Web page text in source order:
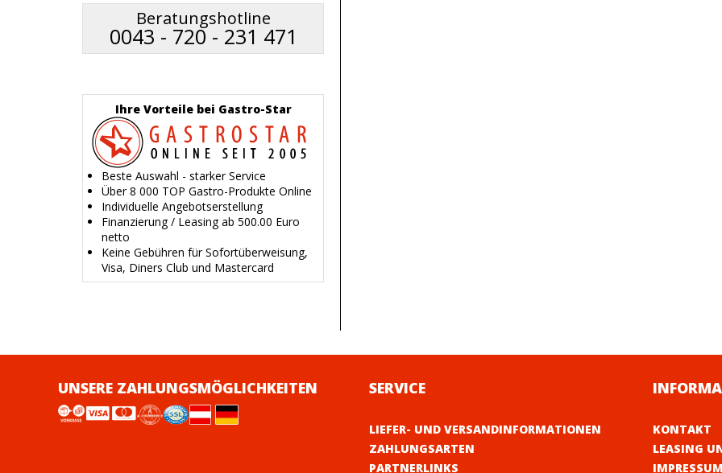
Beratungshotline
0043 - 720 - 231 471
Ihre Vorteile bei Gastro-Star
Beste Auswahl - starker Service
Über 8 000 TOP Gastro-Produkte Online
Individuelle Angebotserstellung
Finanzierung / Leasing ab 500.00 Euro
netto
Keine Gebühren für Sofortüberweisung,
Visa, Diners Club und Mastercard
UNSERE ZAHLUNGSMÖGLICHKEITEN SERVICE
LIEFER- UND VERSANDINFORMATIONEN
ZAHLUNGSARTEN
PARTNERLINKS
KONTAKT
LEASING